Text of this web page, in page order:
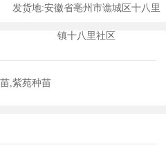
发货地:安徽省亳州市谯城区十八里
镇十八里社区
,紫苑种苗